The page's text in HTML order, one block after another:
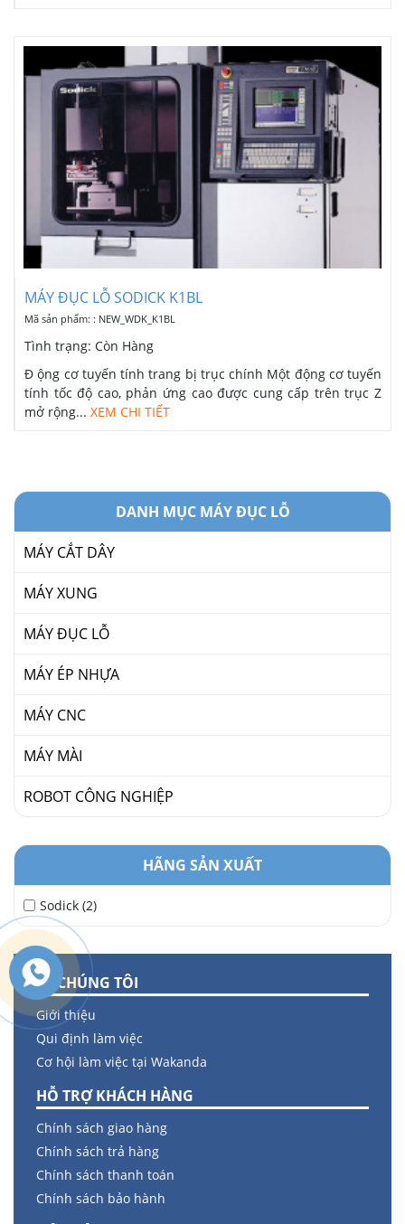
DANH MỤC MÁY ĐỤC LỖ
MÁY CẮT DÂY
MÁY XUNG
MÁY ĐỤC LỖ
MÁY ÉP NHỰA
MÁY CNC
MÁY MÀI
ROBOT CÔNG NGHIỆP
HÃNG SẢN XUẤT
Sodick (2)
MÁY ĐỤC LỖ SODICK K1BL
Mã sản phẩm: : NEW_WDK_K1BL
Tình trạng: Còn Hàng
Đ ộng cơ tuyến tính trang bị trục chính Một động cơ tuyến
tính tốc độ cao, phản ứng cao được cung cấp trên trục Z
mở rộng... XEM CHI TIẾT
VỀ CHÚNG TÔI
Giới thiệu
Qui định làm việc
Cơ hội làm việc tại Wakanda
HỖ TRỢ KHÁCH HÀNG
Chính sách giao hàng
Chính sách trả hàng
Chính sách thanh toán
Chính sách bảo hành